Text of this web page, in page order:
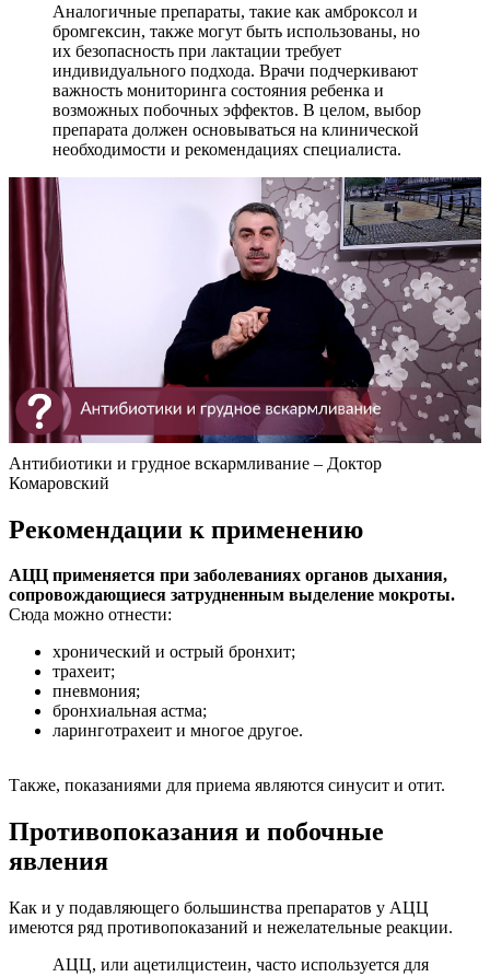
Аналогичные препараты, такие как амброксол и
бромгексин, также могут быть использованы, но
их безопасность при лактации требует
индивидуального подхода. Врачи подчеркивают
важность мониторинга состояния ребенка и
возможных побочных эффектов. В целом, выбор
препарата должен основываться на клинической
необходимости и рекомендациях специалиста.
Антибиотики и грудное вскармливание – Доктор
Комаровский
Рекомендации к применению
АЦЦ применяется при заболеваниях органов дыхания,
сопровождающиеся затрудненным выделение мокроты.
Сюда можно отнести:
хронический и острый бронхит;
трахеит;
пневмония;
бронхиальная астма;
ларинготрахеит и многое другое.
Также, показаниями для приема являются синусит и отит.
Противопоказания и побочные
явления
Как и у подавляющего большинства препаратов у АЦЦ
имеются ряд противопоказаний и нежелательные реакции.
АЦЦ, или ацетилцистеин, часто используется для